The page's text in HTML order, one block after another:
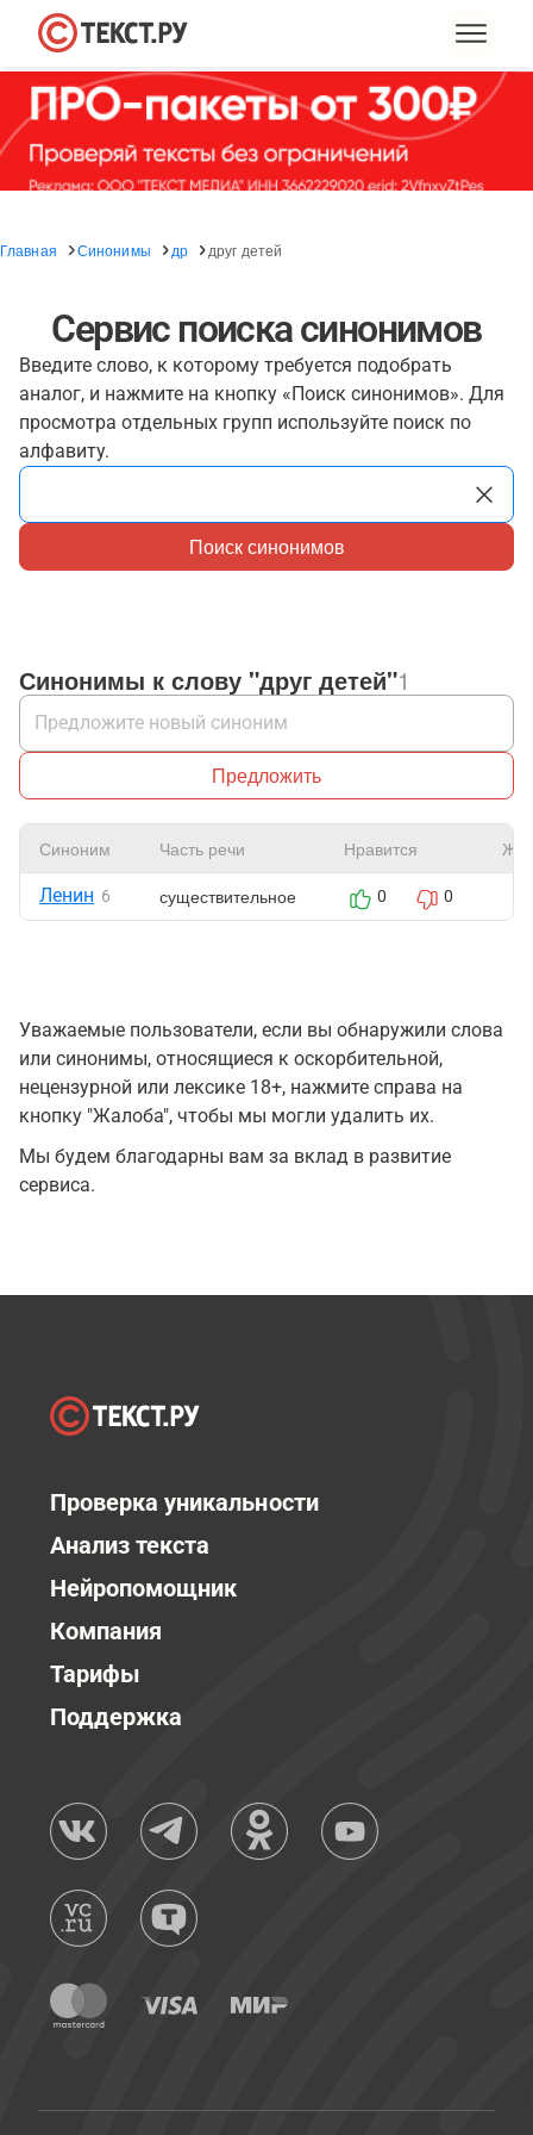
Главная Синонимы др друг детей
Сервис поиска синонимов
Введите слово, к которому требуется подобрать
аналог, и нажмите на кнопку «Поиск синонимов». Для
просмотра отдельных групп используйте поиск по
алфавиту.
Поиск синонимов
Синонимы к слову "друг детей"1
Предложить
Синоним Часть речи Нравится
Ленин 6 существительное 0 0
Уважаемые пользователи, если вы обнаружили слова
или синонимы, относящиеся к оскорбительной,
нецензурной или лексике 18+, нажмите справа на
кнопку "Жалоба", чтобы мы могли удалить их.
Мы будем благодарны вам за вклад в развитие
сервиса.
Проверка уникальности
Анализ текста
Нейропомощник
Компания
Тарифы
Поддержка